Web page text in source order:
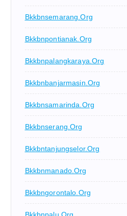
Bkkbnsemarang.org
Bkkbnpontianak.org
Bkkbnpalangkaraya.org
Bkkbnbanjarmasin.org
Bkkbnsamarinda.org
Bkkbnserang.org
Bkkbntanjungselor.org
Bkkbnmanado.org
Bkkbngorontalo.org
Bkkbnpalu.org